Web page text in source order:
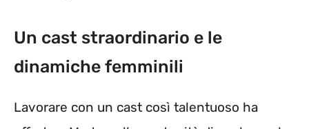
Un cast straordinario e le
dinamiche femminili
Lavorare con un cast così talentuoso ha